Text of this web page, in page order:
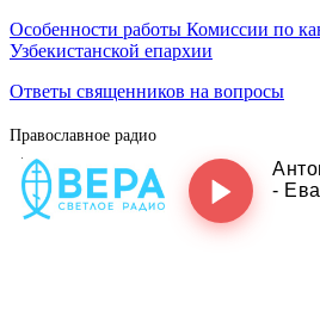
Особенности работы Комиссии по
Узбекистанской епархии
Ответы священников на вопросы
Православное радио